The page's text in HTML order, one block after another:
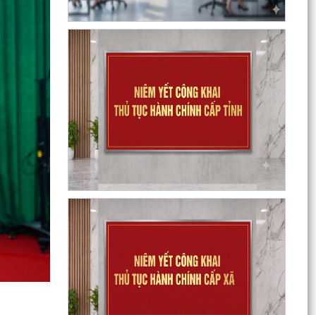
Kế hoạch thực hiện Nghị quyết số 11-NQ/TU,
ngày 15/7/2026 của Ban Chấp hành Đảng bộ
thành phố về...
Tăng cường công tác đấu tranh, ngăn chặn
hoạt động săn bắt, buôn bán trái phép chim
hoang dã,...
Thông báo phun trừ sâu cuốn lá nhỏ lứa 5 gây
hại lúa vụ Mùa năm 2026
Phối hợp triển khai các hoạt động trước khi
ngừng hoạt động mạng thông tin di động công
nghệ 2G
Thông báo Tuyển ứng viên điều dưỡng, nhân
viên chăm sóc đi làm việc tại Nhật Bản theo
chương trình...